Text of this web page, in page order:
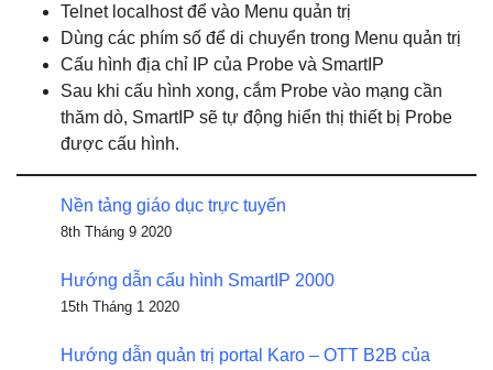
Telnet localhost để vào Menu quản trị
Dùng các phím số để di chuyển trong Menu quản trị
Cấu hình địa chỉ IP của Probe và SmartIP
Sau khi cấu hình xong, cắm Probe vào mạng cần
thăm dò, SmartIP sẽ tự động hiển thị thiết bị Probe
được cấu hình.
Nền tảng giáo dục trực tuyến
8th Tháng 9 2020
Hướng dẫn cấu hình SmartIP 2000
15th Tháng 1 2020
Hướng dẫn quản trị portal Karo – OTT B2B của